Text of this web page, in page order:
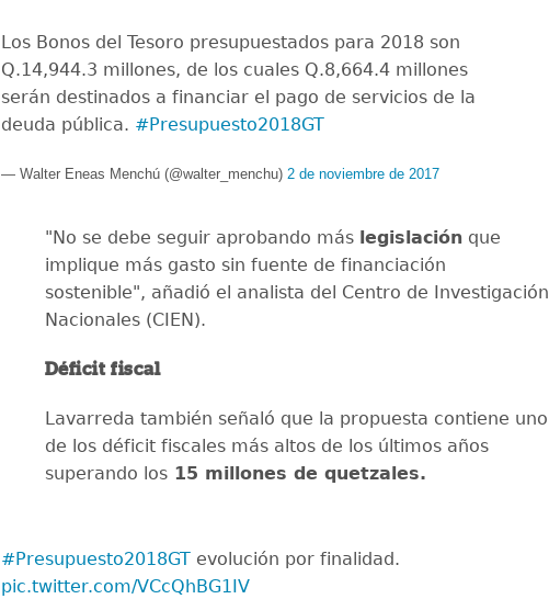
Los Bonos del Tesoro presupuestados para 2018 son
Q.14,944.3 millones, de los cuales Q.8,664.4 millones
serán destinados a financiar el pago de servicios de la
deuda pública. #Presupuesto2018GT
— Walter Eneas Menchú (@walter_menchu) 2 de noviembre de 2017
"No se debe seguir aprobando más legislación que
implique más gasto sin fuente de financiación
sostenible", añadió el analista del Centro de Investigación
Nacionales (CIEN).
Déficit fiscal
Lavarreda también señaló que la propuesta contiene uno
de los déficit fiscales más altos de los últimos años
superando los 15 millones de quetzales.
#Presupuesto2018GT evolución por finalidad.
pic.twitter.com/VCcQhBG1IV